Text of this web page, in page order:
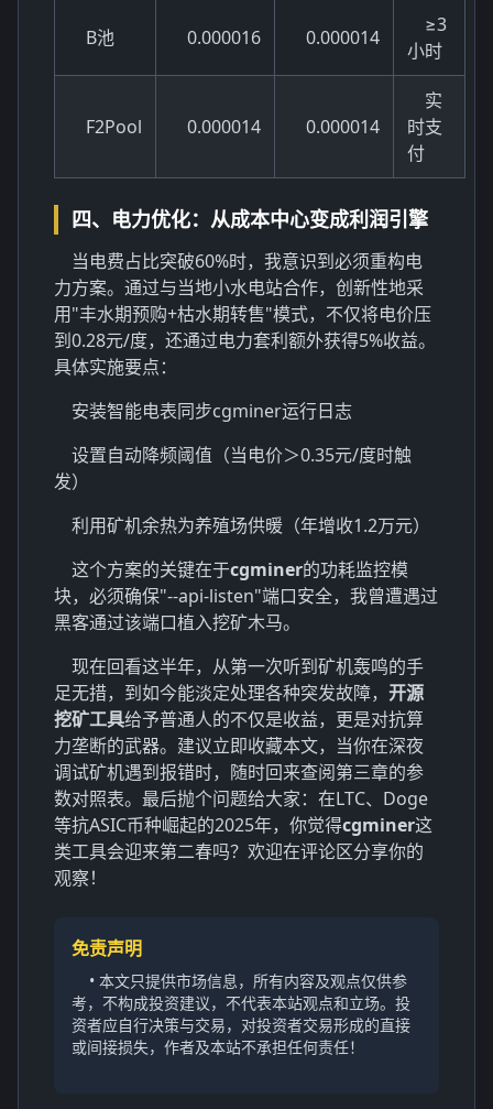
B池 0.000016 0.000014
≥3
小时
F2Pool 0.000014 0.000014
实
时支
付
四、电力优化：从成本中心变成利润引擎
当电费占比突破60%时，我意识到必须重构电
力方案。通过与当地小水电站合作，创新性地采
用"丰水期预购+枯水期转售"模式，不仅将电价压
到0.28元/度，还通过电力套利额外获得5%收益。
具体实施要点：
安装智能电表同步cgminer运行日志
设置自动降频阈值（当电价＞0.35元/度时触
发）
利用矿机余热为养殖场供暖（年增收1.2万元）
这个方案的关键在于cgminer的功耗监控模
块，必须确保"--api-listen"端口安全，我曾遭遇过
黑客通过该端口植入挖矿木马。
现在回看这半年，从第一次听到矿机轰鸣的手
足无措，到如今能淡定处理各种突发故障， 开源
挖矿工具给予普通人的不仅是收益，更是对抗算
力垄断的武器。建议立即收藏本文，当你在深夜
调试矿机遇到报错时，随时回来查阅第三章的参
数对照表。最后抛个问题给大家：在LTC、Doge
等抗ASIC币种崛起的2025年，你觉得cgminer这
类工具会迎来第二春吗？欢迎在评论区分享你的
观察！
免责声明
• 本文只提供市场信息，所有内容及观点仅供参
考，不构成投资建议，不代表本站观点和立场。投
资者应自行决策与交易，对投资者交易形成的直接
或间接损失，作者及本站不承担任何责任！